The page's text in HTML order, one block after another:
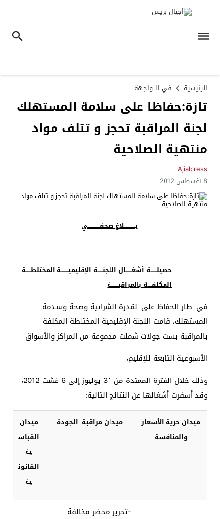
الرئيسية في الـــواجهة
تازة:حفاظا على سلامة المستهلك
لجنة المراقبة تحجز و تتلف مواد
منتهية الصلاحية
Ajialpress
8 أغسطس 2012
بـــــــــــلاغ صحفــــــــــــي
حصيلــــــة أشغــــــال اللجنـــــة الإقليميـــــــة المختلطـــــة
المكلفــــة بالمراقبـــــــة
في إطار الحفاظ على القدرة الشرائية وصحة وسلامة
المستهلك، قامت اللجنة الإقليمية المختلطة المكلفة
بالمراقبة بست جولات شملت مجموعة من المراكز والأسواق
الأسبوعية التابعة للإقليم،
وذلك خلال الفترة الممتدة من 31 يوليوز إلى 6 غشت 2012،
وقد أسفرت أشغالها عن النتائج التالية:
ميدان حرية الأسعار
والمنافسة
ميدان مراقبة الجودة
ميدان
القياس
ية
القانون
ية
-تحرير محضر مخالفة